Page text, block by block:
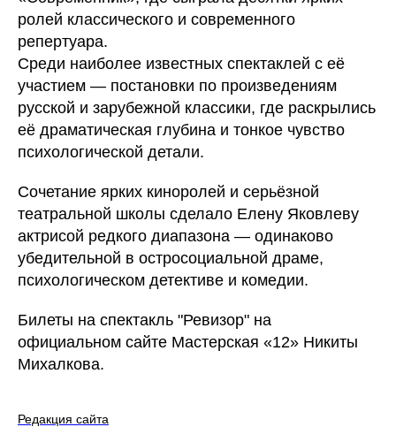
ролей классического и современного
репертуара.
Среди наиболее известных спектаклей с её
участием — постановки по произведениям
русской и зарубежной классики, где раскрылись
её драматическая глубина и тонкое чувство
психологической детали.
Сочетание ярких киноролей и серьёзной
театральной школы сделало Елену Яковлеву
актрисой редкого диапазона — одинаково
убедительной в остросоциальной драме,
психологическом детективе и комедии.
Билеты на спектакль "Ревизор" на
официальном сайте Мастерская «12» Никиты
Михалкова.
Редакция сайта